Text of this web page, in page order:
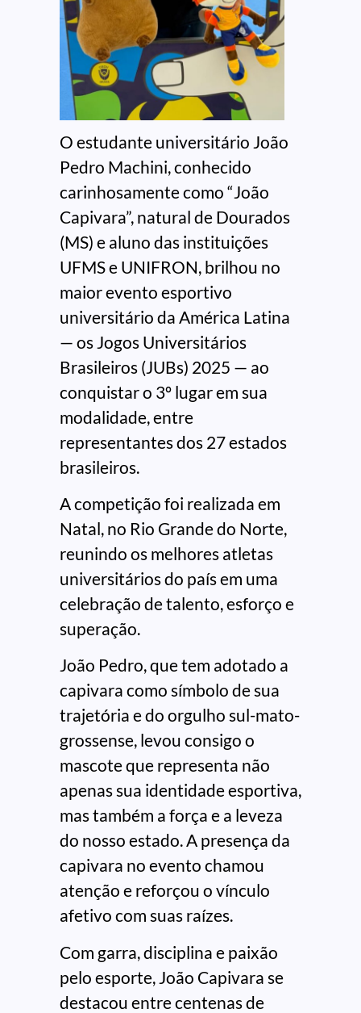
O estudante universitário João
Pedro Machini, conhecido
carinhosamente como “João
Capivara”, natural de Dourados
(MS) e aluno das instituições
UFMS e UNIFRON, brilhou no
maior evento esportivo
universitário da América Latina
— os Jogos Universitários
Brasileiros (JUBs) 2025 — ao
conquistar o 3º lugar em sua
modalidade, entre
representantes dos 27 estados
brasileiros.
A competição foi realizada em
Natal, no Rio Grande do Norte,
reunindo os melhores atletas
universitários do país em uma
celebração de talento, esforço e
superação.
João Pedro, que tem adotado a
capivara como símbolo de sua
trajetória e do orgulho sul-mato-
grossense, levou consigo o
mascote que representa não
apenas sua identidade esportiva,
mas também a força e a leveza
do nosso estado. A presença da
capivara no evento chamou
atenção e reforçou o vínculo
afetivo com suas raízes.
Com garra, disciplina e paixão
pelo esporte, João Capivara se
destacou entre centenas de